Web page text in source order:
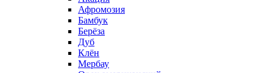
Афромозия
Бамбук
Берёза
Дуб
Клён
Мербау